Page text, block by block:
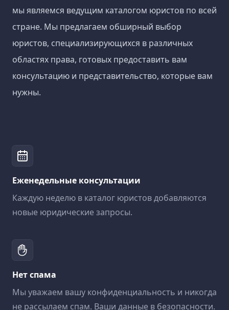
мы являемся ведущим каталогом юристов по всей
стране. Мы предлагаем обширный выбор
юристов, специализирующихся в различных
областях права, готовых предоставить вам
консультацию и представительство, которые вам
нужны.
Еженедельные консультации
Каждую неделю в каталог юристов добавляются
новые юридические запросы.
Нет спама
Мы уважаем вашу конфиденциальность и никогда
не рассылаем спам. Ваши данные в безопасности.